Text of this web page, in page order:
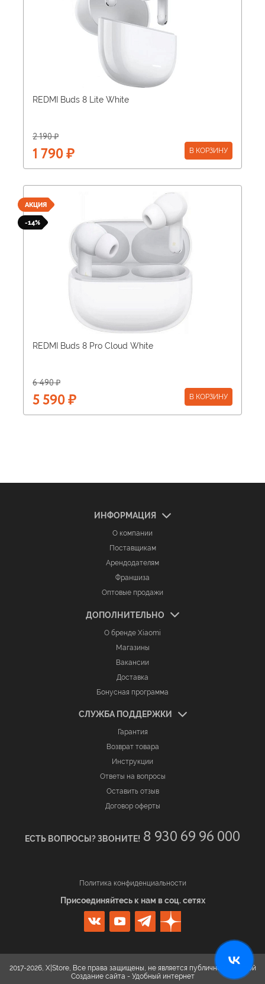
REDMI Buds 8 Lite White
2 190 ₽
1 790 ₽ В КОРЗИНУ
АКЦИЯ
-14%
REDMI Buds 8 Pro Cloud White
6 490 ₽
5 590 ₽ В КОРЗИНУ
ИНФОРМАЦИЯ
О компании
Поставщикам
Арендодателям
Франшиза
Оптовые продажи
ДОПОЛНИТЕЛЬНО
О бренде Xiaomi
Магазины
Вакансии
Доставка
Бонусная программа
СЛУЖБА ПОДДЕРЖКИ
Гарантия
Возврат товара
Инструкции
Ответы на вопросы
Оставить отзыв
Договор оферты
ЕСТЬ ВОПРОСЫ? ЗВОНИТЕ! 8 930 69 96 000
Политика конфиденциальности
Присоединяйтесь к нам в соц. сетях
2017-2026, X|Store, Все права защищены, не является публичной офертой
Создание сайта - Удобный интернет